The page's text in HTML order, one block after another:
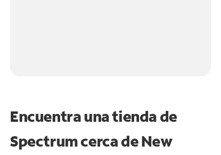
Encuentra una tienda de
Spectrumcerca de New